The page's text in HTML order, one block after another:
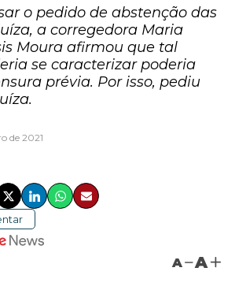
o pedido de abstenção das
a corregedora Maria
Moura afirmou que tal
se caracterizar poderia
prévia. Por isso, pediu
de 2021
A A